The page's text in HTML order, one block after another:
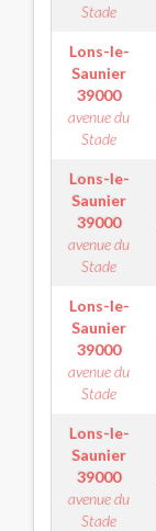
Stade
Lons-le-
Saunier
39000
avenue du
Stade
Lons-le-
Saunier
39000
avenue du
Stade
Lons-le-
Saunier
39000
avenue du
Stade
Lons-le-
Saunier
39000
avenue du
Stade